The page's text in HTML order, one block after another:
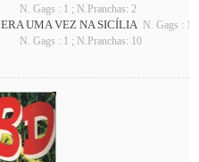
N. Gags : 1 ; N.Pranchas: 2
ERA UMA VEZ NA SICÍLIA N. Gags : 1
N. Gags : 1 ; N.Pranchas: 10